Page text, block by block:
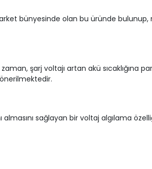
bünyesinde olan bu üründe
şarj voltajı artan akü sıcaklığına
sağlayan bir voltaj algılama